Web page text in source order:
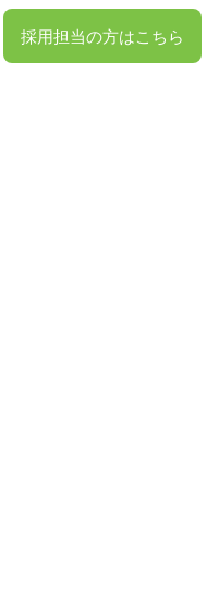
採用担当の方はこちら